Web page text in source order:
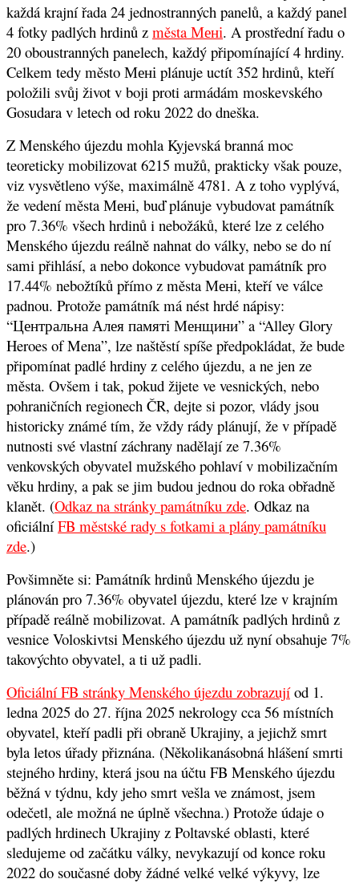
každá krajní řada 24 jednostranných panelů, a každý panel
4 fotky padlých hrdinů z města Мені. A prostřední řadu o
20 oboustranných panelech, každý připomínající 4 hrdiny.
Celkem tedy město Мені plánuje uctít 352 hrdinů, kteří
položili svůj život v boji proti armádám moskevského
Gosudara v letech od roku 2022 do dneška.
Z Menského újezdu mohla Kyjevská branná moc
teoreticky mobilizovat 6215 mužů, prakticky však pouze,
viz vysvětleno výše, maximálně 4781. A z toho vyplývá,
že vedení města Мені, buď plánuje vybudovat památník
pro 7.36% všech hrdinů i nebožáků, které lze z celého
Menského újezdu reálně nahnat do války, nebo se do ní
sami přihlásí, a nebo dokonce vybudovat památník pro
17.44% nebožtíků přímo z města Мені, kteří ve válce
padnou. Protože památník má nést hrdé nápisy:
“Центральна Алея памяті Менщини” a “Alley Glory
Heroes of Mena”, lze naštěstí spíše předpokládat, že bude
připomínat padlé hrdiny z celého újezdu, a ne jen ze
města. Ovšem i tak, pokud žijete ve vesnických, nebo
pohraničních regionech ČR, dejte si pozor, vlády jsou
historicky známé tím, že vždy rády plánují, že v případě
nutnosti své vlastní záchrany nadělají ze 7.36%
venkovských obyvatel mužského pohlaví v mobilizačním
věku hrdiny, a pak se jim budou jednou do roka obřadně
klanět. (Odkaz na stránky památníku zde. Odkaz na
oficiálníFB městské rady s fotkami a plány památníku
zde.)
Povšimněte si: Památník hrdinů Menského újezdu je
plánován pro 7.36% obyvatel újezdu, které lze v krajním
případě reálně mobilizovat. A památník padlých hrdinů z
vesnice Voloskivtsi Menského újezdu už nyní obsahuje 7%
takovýchto obyvatel, a ti už padli.
Oficiální FB stránky Menského újezdu zobrazují od 1.
ledna 2025 do 27. října 2025 nekrology cca 56 místních
obyvatel, kteří padli při obraně Ukrajiny, a jejichž smrt
byla letos úřady přiznána. (Několikanásobná hlášení smrti
stejného hrdiny, která jsou na účtu FB Menského újezdu
běžná v týdnu, kdy jeho smrt vešla ve známost, jsem
odečetl, ale možná ne úplně všechna.) Protože údaje o
padlých hrdinech Ukrajiny z Poltavské oblasti, které
sledujeme od začátku války, nevykazují od konce roku
2022 do současné doby žádné velké velké výkyvy, lze